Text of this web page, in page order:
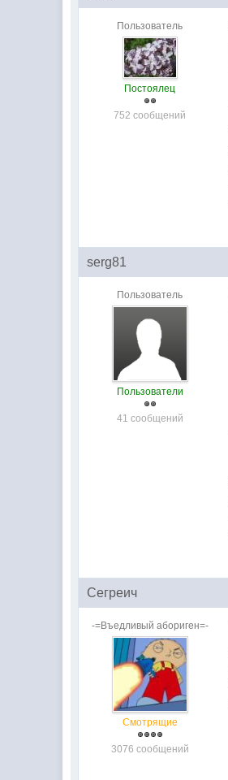
Пользователь
Постоялец
752 сообщений
serg81
Пользователь
Пользователи
41 сообщений
Сегреич
-=Въедливый абориген=-
Смотрящие
3076 сообщений